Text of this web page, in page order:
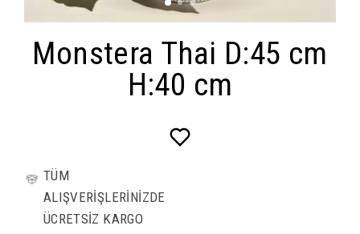
Monstera Thai D:45 cm
H:40 cm
TÜM
ALIŞVERİŞLERİNİZDE
ÜCRETSİZ KARGO